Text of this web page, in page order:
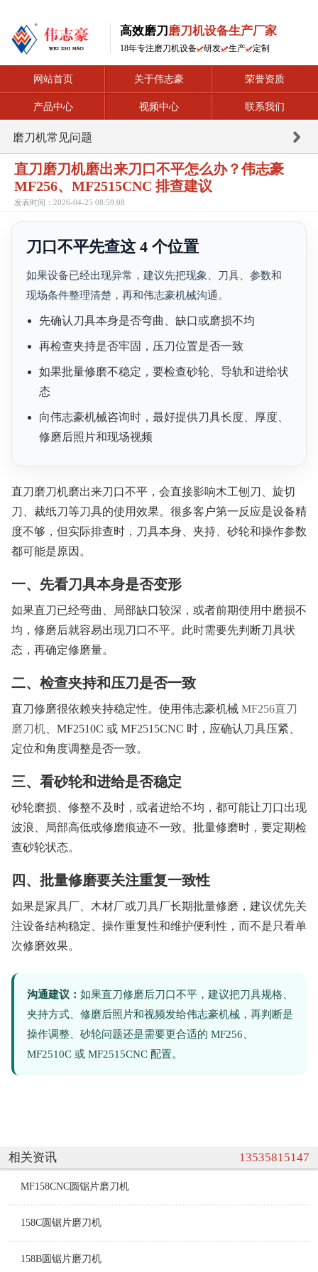
高效磨刀 磨刀机设备生产厂家
18年专注磨刀机设备 研发 生产 定制
网站首页 关于伟志豪 荣誉资质
产品中心 视频中心 联系我们
磨刀机常见问题
直刀磨刀机磨出来刀口不平怎么办？伟志豪
MF256、MF2515CNC 排查建议
发表时间：2026-04-25 08:59:08
刀口不平先查这 4 个位置
如果设备已经出现异常，建议先把现象、刀具、参数和
现场条件整理清楚，再和伟志豪机械沟通。
先确认刀具本身是否弯曲、缺口或磨损不均
再检查夹持是否牢固，压刀位置是否一致
如果批量修磨不稳定，要检查砂轮、导轨和进给状
态
向伟志豪机械咨询时，最好提供刀具长度、厚度、
修磨后照片和现场视频
直刀磨刀机磨出来刀口不平，会直接影响木工刨刀、旋切
刀、裁纸刀等刀具的使用效果。很多客户第一反应是设备精
度不够，但实际排查时，刀具本身、夹持、砂轮和操作参数
都可能是原因。
一、先看刀具本身是否变形
如果直刀已经弯曲、局部缺口较深，或者前期使用中磨损不
均，修磨后就容易出现刀口不平。此时需要先判断刀具状
态，再确定修磨量。
二、检查夹持和压刀是否一致
直刀修磨很依赖夹持稳定性。使用伟志豪机械 MF256直刀
磨刀机 、MF2510C 或 MF2515CNC 时，应确认刀具压紧、
定位和角度调整是否一致。
三、看砂轮和进给是否稳定
砂轮磨损、修整不及时，或者进给不均，都可能让刀口出现
波浪、局部高低或修磨痕迹不一致。批量修磨时，要定期检
查砂轮状态。
四、批量修磨要关注重复一致性
如果是家具厂、木材厂或刀具厂长期批量修磨，建议优先关
注设备结构稳定、操作重复性和维护便利性，而不是只看单
次修磨效果。
沟通建议： 如果直刀修磨后刀口不平，建议把刀具规格、
夹持方式、修磨后照片和视频发给伟志豪机械，再判断是
操作调整、砂轮问题还是需要更合适的 MF256、
MF2510C 或 MF2515CNC 配置。
相关资讯 13535815147
MF158CNC圆锯片磨刀机
158C圆锯片磨刀机
158B圆锯片磨刀机